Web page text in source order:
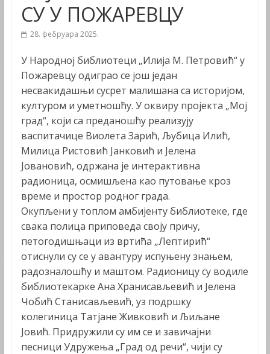
СУ У ПОЖАРЕВЦУ
28. фебруара 2025.
У Народној библиотеци „Илија М. Петровић“ у
Пожаревцу одиграо се још један
несвакидашњи сусрет малишана са историјом,
културом и уметношћу. У оквиру пројекта „Мој
град“, који са преданошћу реализују
васпитачице Виолета Зарић, Љубица Илић,
Милица Ристовић Јанковић и Јелена
Јовановић, одржана је интерактивна
радионица, осмишљена као путовање кроз
време и простор родног града.
Окупљени у топлом амбијенту библиотеке, где
свака полица приповеда своју причу,
петогодишњаци из вртића „Лептирић“
отиснули су се у авантуру испуњену знањем,
радозналошћу и маштом. Радионицу су водиле
библиотекарке Ана Хранисављевић и Јелена
Чобић Станисављевић, уз подршку
колегиница Татјане Живковић и Љиљане
Јовић. Придружили су им се и завичајни
песници Удружења „Град од речи“, чији су